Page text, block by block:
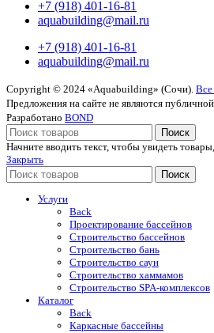
+7 (918) 401-16-81
aquabuilding@mail.ru
+7 (918) 401-16-81
aquabuilding@mail.ru
Copyright © 2024 «Aquabuilding» (Сочи).
Предложения на сайте не являются
Разработано BOND
Поиск
Начните вводить текст, чтобы увидеть
Закрыть
Поиск
Услуги
Back
Проектирование бассейнов
Строительство бассейнов
Строительство бань
Строительство саун
Строительство хаммамов
Строительство SPA-комплексов
Каталог
Back
Каркасные бассейны